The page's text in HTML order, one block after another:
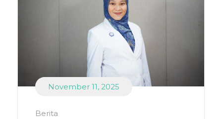
November 11, 2025
Berita